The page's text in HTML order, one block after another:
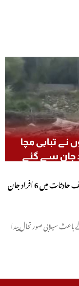
چلاس میں موسلادھار بارشوں نے تباہی مچا دی، مختلف حادثات میں 6 افراد جان
سیلابی صورتحال پیدا